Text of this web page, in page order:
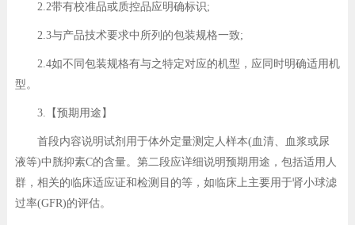
2.2带有校准品或质控品应明确标识;
2.3与产品技术要求中所列的包装规格一致;
2.4如不同包装规格有与之特定对应的机型，应同时明确适用机
型。
3.【预期用途】
首段内容说明试剂用于体外定量测定人样本(血清、血浆或尿
液等)中胱抑素C的含量。第二段应详细说明预期用途，包括适用人
群，相关的临床适应证和检测目的等，如临床上主要用于肾小球滤
过率(GFR)的评估。